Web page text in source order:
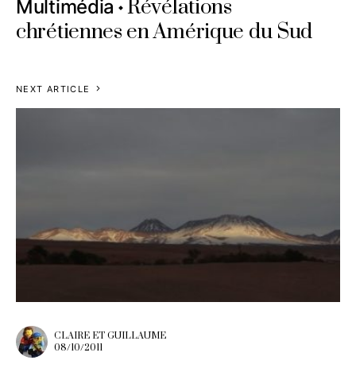
Multimédia
Révélations
chrétiennes en Amérique du Sud
NEXT ARTICLE
CLAIRE ET GUILLAUME
08/10/2011